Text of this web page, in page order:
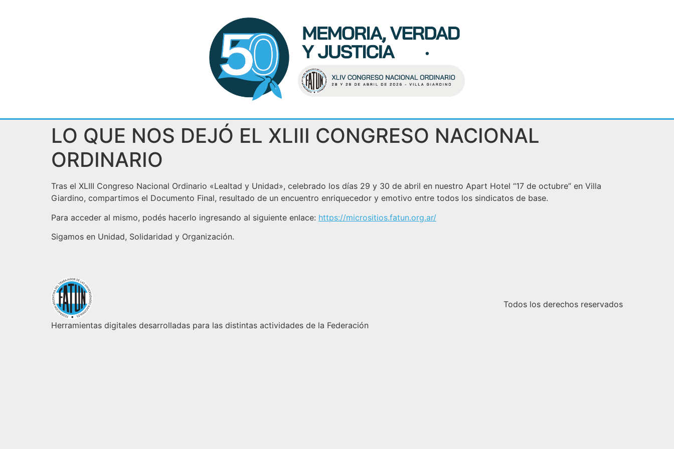
LO QUE NOS DEJÓ EL XLIII CONGRESO NACIONAL
ORDINARIO
Tras el XLIII Congreso Nacional Ordinario «Lealtad y Unidad», celebrado los días 29 y 30 de abril en nuestro Apart Hotel “17 de octubre” en Villa
Giardino, compartimos el Documento Final, resultado de un encuentro enriquecedor y emotivo entre todos los sindicatos de base.
Para acceder al mismo, podés hacerlo ingresando al siguiente enlace: https://micrositios.fatun.org.ar/
Sigamos en Unidad, Solidaridad y Organización.
Herramientas digitales desarrolladas para las distintas actividades de la Federación
Todos los derechos reservados